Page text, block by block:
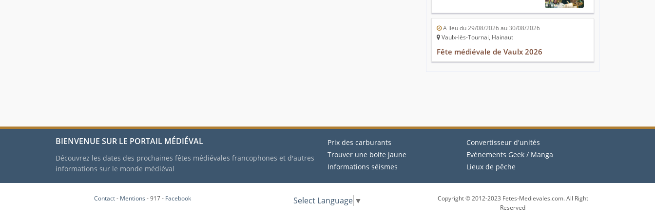
A lieu du 29/08/2026 au 30/08/2026
Vaulx-lès-Tournai, Hainaut
Fête médiévale de Vaulx 2026
BIENVENUE SUR LE PORTAIL MÉDIÉVAL
Découvrez les dates des prochaines fêtes médiévales francophones et d'autres
informations sur le monde médiéval
Prix des carburants
Trouver une boite jaune
Informations séismes
Convertisseur d'unités
Evénements Geek / Manga
Lieux de pêche
Contact- Mentions - 917 - Facebook Select Language ▼
Copyright © 2012-2023 Fetes-Medievales.com. All Right
Reserved